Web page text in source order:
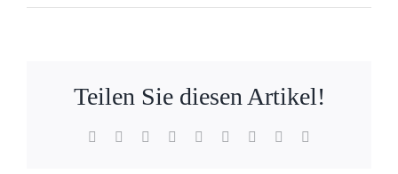
Teilen Sie diesen Artikel!
Facebook Reddit LinkedInWhatsApp
TumblrPinterest